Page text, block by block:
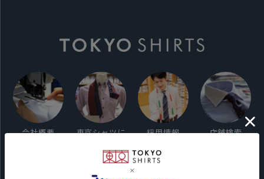
会社概要
東京シャツに
採用情報 店舗検索